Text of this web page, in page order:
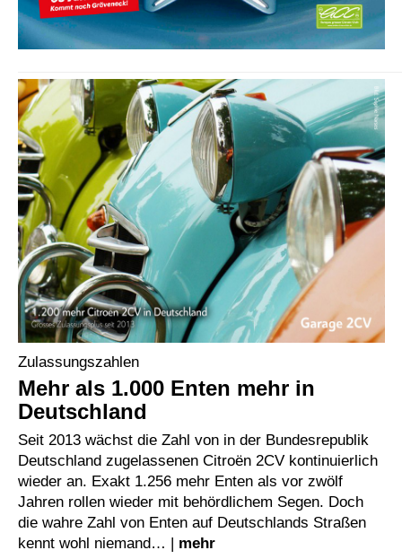
Zulassungszahlen
Mehr als 1.000 Enten mehr in
Deutschland
Seit 2013 wächst die Zahl von in der Bundesrepublik
Deutschland zugelassenen Citroën 2CV kontinuierlich
wieder an. Exakt 1.256 mehr Enten als vor zwölf
Jahren rollen wieder mit behördlichem Segen. Doch
die wahre Zahl von Enten auf Deutschlands Straßen
kennt wohl niemand… | mehr